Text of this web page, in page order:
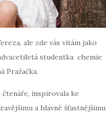
ale zde vás vítám jako
studentka chemie
Pražačka.
čtenáře, inspirovala ke
a hlavně šťastnějšímu